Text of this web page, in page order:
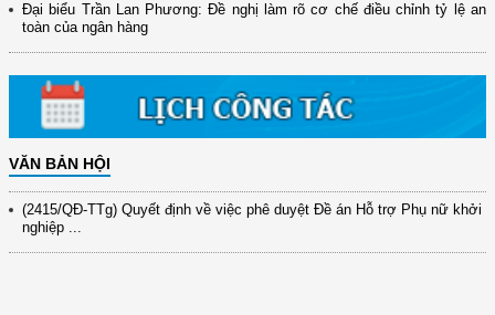
Đại biểu Trần Lan Phương: Đề nghị làm rõ cơ chế điều chỉnh tỷ lệ an
toàn của ngân hàng
VĂN BẢN HỘI
(898/KH/ĐCT) Kế hoạch thực hiện Quyết định số 2415/QĐ-TTg ngày
31/10/2025 ...
(417/QĐ-BNNMT) Quyết định phê duyệt Chương trình mục tiêu quốc gia
xây dựng ...
(891/KH-ĐCT) Kế hoạch thực hiện Nghị quyết số 72-NQ/TW ngày
nghiệp ...